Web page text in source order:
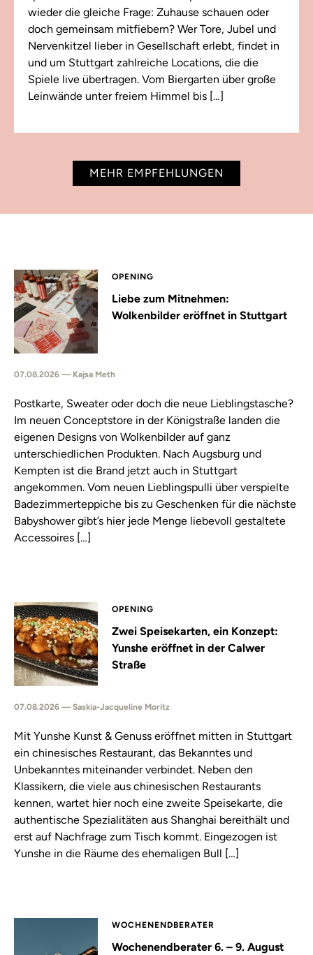
wieder die gleiche Frage: Zuhause schauen oder
doch gemeinsam mitfiebern? Wer Tore, Jubel und
Nervenkitzel lieber in Gesellschaft erlebt, findet in
und um Stuttgart zahlreiche Locations, die die
Spiele live übertragen. Vom Biergarten über große
Leinwände unter freiem Himmel bis […]
MEHR EMPFEHLUNGEN
OPENING
Liebe zum Mitnehmen:
Wolkenbilder eröffnet in Stuttgart
07.08.2026 — Kajsa Meth
Postkarte, Sweater oder doch die neue Lieblingstasche?
Im neuen Conceptstore in der Königstraße landen die
eigenen Designs von Wolkenbilder auf ganz
unterschiedlichen Produkten. Nach Augsburg und
Kempten ist die Brand jetzt auch in Stuttgart
angekommen. Vom neuen Lieblingspulli über verspielte
Badezimmerteppiche bis zu Geschenken für die nächste
Babyshower gibt’s hier jede Menge liebevoll gestaltete
Accessoires […]
OPENING
Zwei Speisekarten, ein Konzept:
Yunshe eröffnet in der Calwer
Straße
07.08.2026 — Saskia-Jacqueline Moritz
Mit Yunshe Kunst & Genuss eröffnet mitten in Stuttgart
ein chinesisches Restaurant, das Bekanntes und
Unbekanntes miteinander verbindet. Neben den
Klassikern, die viele aus chinesischen Restaurants
kennen, wartet hier noch eine zweite Speisekarte, die
authentische Spezialitäten aus Shanghai bereithält und
erst auf Nachfrage zum Tisch kommt. Eingezogen ist
Yunshe in die Räume des ehemaligen Bull […]
WOCHENENDBERATER
Wochenendberater 6. – 9. August